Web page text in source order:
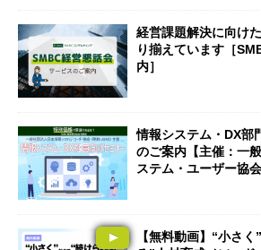
経営課題解決に向け
り揃えています［
内］
情報システム・DX部
のご案内【主催：一
ステム・ユーザー協会
【無料動画】“小さ